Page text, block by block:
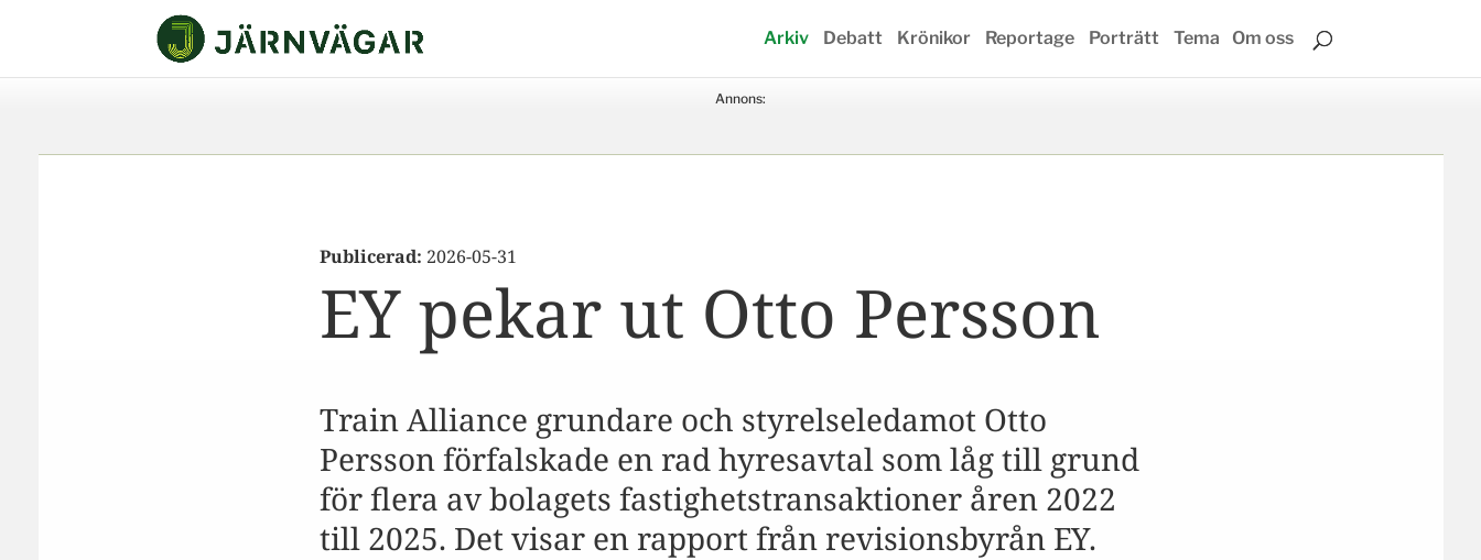
Arkiv Debatt Krönikor Reportage Porträtt Tema Om oss
Annons:
Publicerad: 2026-05-31
EY pekar ut Otto Persson
Train Alliance grundare och styrelseledamot Otto
Persson förfalskade en rad hyresavtal som låg till grund
för flera av bolagets fastighetstransaktioner åren 2022
till 2025. Det visar en rapport från revisionsbyrån EY.